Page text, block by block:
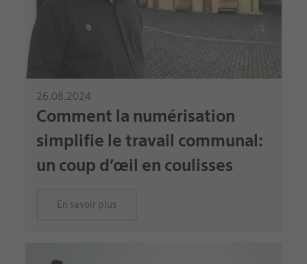
26.08.2024
Comment la numérisation
simplifie le travail communal:
un coup d’œil en coulisses
En savoir plus